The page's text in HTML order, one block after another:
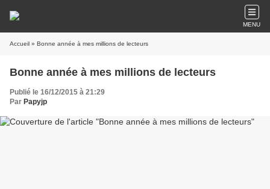
MENU
Accueil » Bonne année à mes millions de lecteurs
Bonne année à mes millions de lecteurs
Publié le 16/12/2015 à 21:29
Par Papyjp